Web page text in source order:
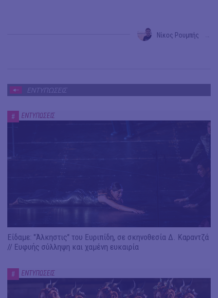
Νίκος Ρουμπής
ΕΝΤΥΠΩΣΕΙΣ
# ΕΝΤΥΠΩΣΕΙΣ
Είδαμε: "Άλκηστις" του Ευριπίδη, σε σκηνοθεσία Δ. Καραντζά
// Ευφυής σύλληψη και χαμένη ευκαιρία
# ΕΝΤΥΠΩΣΕΙΣ